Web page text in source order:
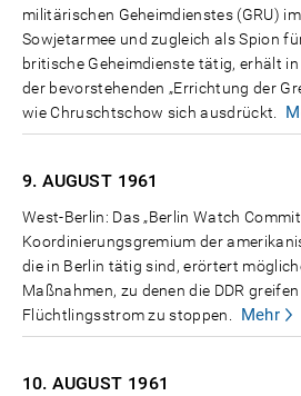
militärischen Geheimdienstes (GRU)
Sowjetarmee und zugleich als Spion
britische Geheimdienste tätig, erhält
der bevorstehenden „Errichtung der
wie Chruschtschow sich ausdrückt.
9. AUGUST 1961
West-Berlin: Das „Berlin Watch
Koordinierungsgremium der
die in Berlin tätig sind, erörtert
Maßnahmen, zu denen die DDR
Flüchtlingsstrom zu stoppen.
Mehr
10. AUGUST 1961